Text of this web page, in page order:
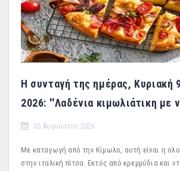
Η συνταγή της ημέρας, Κυριακή
2026: ''Λαδένια κιμωλιάτικη με
05 Αυγούστου 2026
Με καταγωγή από την Κίμωλο, αυτή είναι η
στην ιταλική πίτσα. Εκτός από κρεμμύδια και